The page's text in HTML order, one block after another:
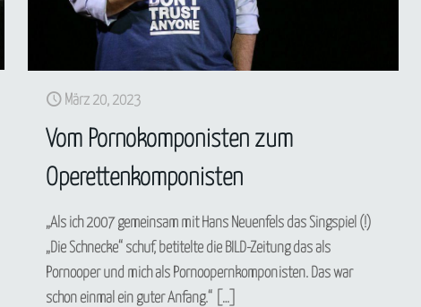
März 20, 2023
Vom Pornokomponisten zum
Operettenkomponisten
„Als ich 2007 gemeinsam mit Hans Neuenfels das Singspiel (!)
„Die Schnecke“ schuf, betitelte die BILD-Zeitung das als
Pornooper und mich als Pornoopernkomponisten. Das war
schon einmal ein guter Anfang.“ […]